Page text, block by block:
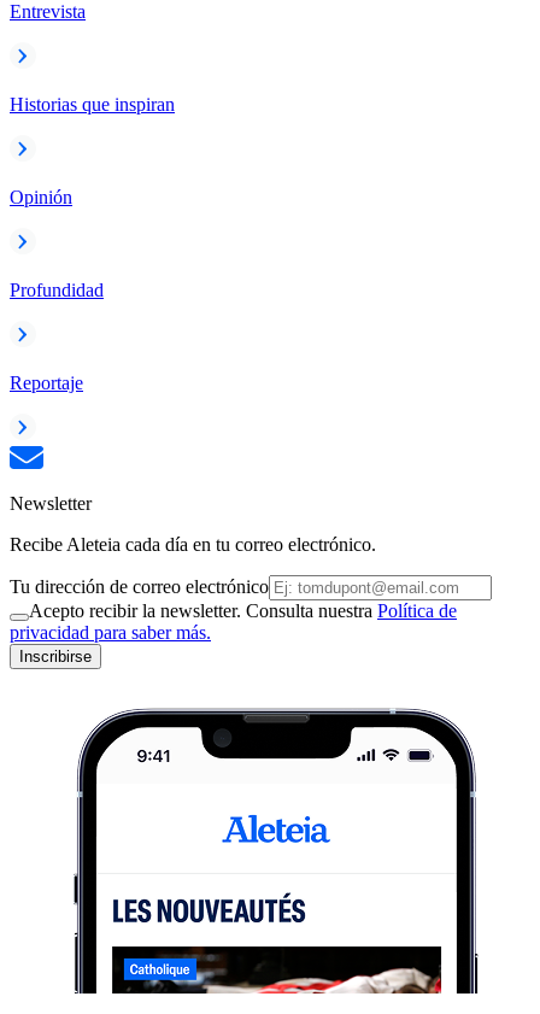
Entrevista
Historias que inspiran
Opinión
Profundidad
Reportaje
Newsletter
Recibe Aleteia cada día en tu correo electrónico.
Tu dirección de correo electrónico
Acepto recibir la newsletter. Consulta nuestra Política de
privacidad para saber más.
Inscribirse